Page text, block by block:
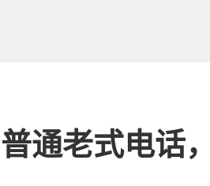
普通老式电话